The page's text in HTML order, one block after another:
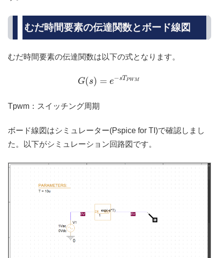
むだ時間要素の伝達関数とボード線図
むだ時間要素の伝達関数は以下の式となります。
G(s) = e−sTPWM
Tpwm：スイッチング周期
ボード線図はシミュレーター(Pspice for TI)で確認しまし
た。以下がシミュレーション回路図です。